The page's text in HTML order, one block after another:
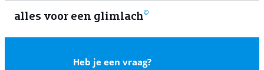
alles voor een glimlach
Heb je een vraag?